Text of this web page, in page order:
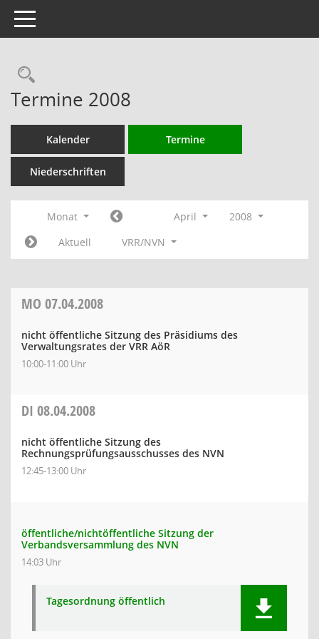
Toggle navigation
Rechercheauswahl
Termine 2008
Kalender Termine
Niederschriften
Monat April
2008
Aktuell
VRR/NVN
MO 07.04.2008
nicht öffentliche Sitzung des Präsidiums des
Verwaltungsrates der VRR AöR
10:00-11:00 Uhr
DI 08.04.2008
nicht öffentliche Sitzung des
Rechnungsprüfungsausschusses des NVN
12:45-13:00 Uhr
öffentliche/nichtöffentliche Sitzung der
Verbandsversammlung des NVN
14:03 Uhr
Tagesordnung öffentlich